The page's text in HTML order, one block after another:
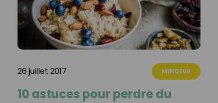
26 juillet 2017 MINCEUR
10 astuces pour perdre du